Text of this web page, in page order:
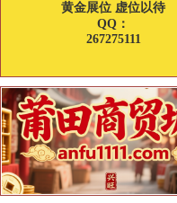
黄金展位 虚位以待
QQ：
267275111